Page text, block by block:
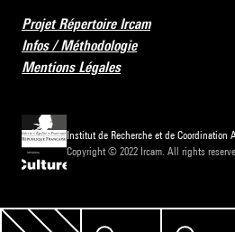
Projet Répertoire Ircam
Infos / Méthodologie
Mentions Légales
Institut de Recherche et de
Copyright © 2022 Ircam. All rights